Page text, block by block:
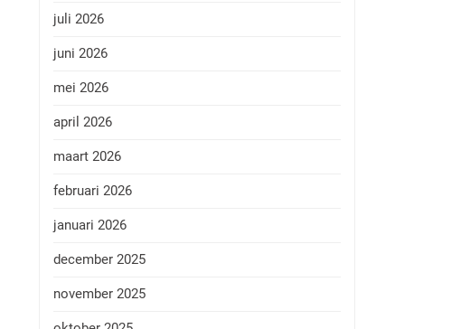
juli 2026
juni 2026
mei 2026
april 2026
maart 2026
februari 2026
januari 2026
december 2025
november 2025